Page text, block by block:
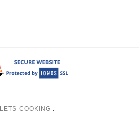
LETS-COOKING .